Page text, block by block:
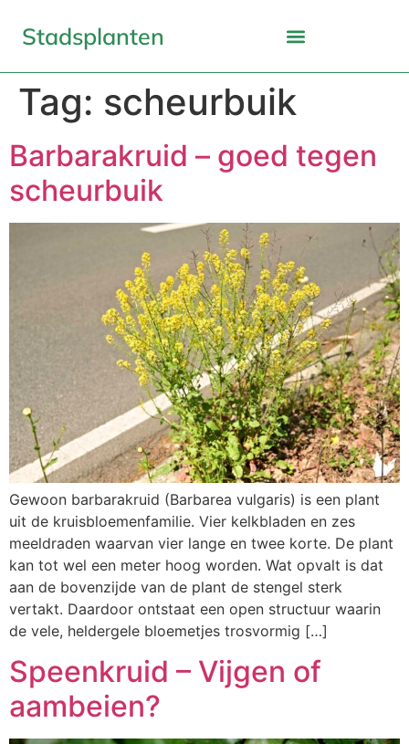
Stadsplanten
Tag: scheurbuik
Barbarakruid – goed tegen
scheurbuik
Gewoon barbarakruid (Barbarea vulgaris) is een plant
uit de kruisbloemenfamilie. Vier kelkbladen en zes
meeldraden waarvan vier lange en twee korte. De plant
kan tot wel een meter hoog worden. Wat opvalt is dat
aan de bovenzijde van de plant de stengel sterk
vertakt. Daardoor ontstaat een open structuur waarin
de vele, heldergele bloemetjes trosvormig […]
Speenkruid – Vijgen of
aambeien?